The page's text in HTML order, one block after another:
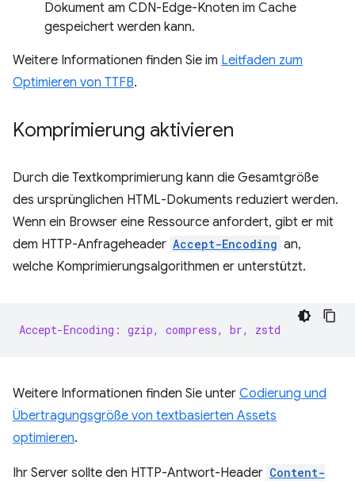
Dokument am CDN-Edge-Knoten im Cache
gespeichert werden kann.
Weitere Informationen finden Sie im Leitfaden zum
Optimieren von TTFB.
Komprimierung aktivieren
Durch die Textkomprimierung kann die Gesamtgröße
des ursprünglichen HTML-Dokuments reduziert werden.
Wenn ein Browser eine Ressource anfordert, gibt er mit
dem HTTP-Anfrageheader Accept-Encoding an,
welche Komprimierungsalgorithmen er unterstützt.
Accept-Encoding: gzip, compress, br, zstd
Weitere Informationen finden Sie unter Codierung und
Übertragungsgröße von textbasierten Assets
optimieren.
Ihr Server sollte den HTTP-Antwort-Header Content-